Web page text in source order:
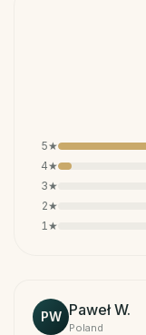
5★
4★
3★
2★
1★
PW Paweł W.
Poland